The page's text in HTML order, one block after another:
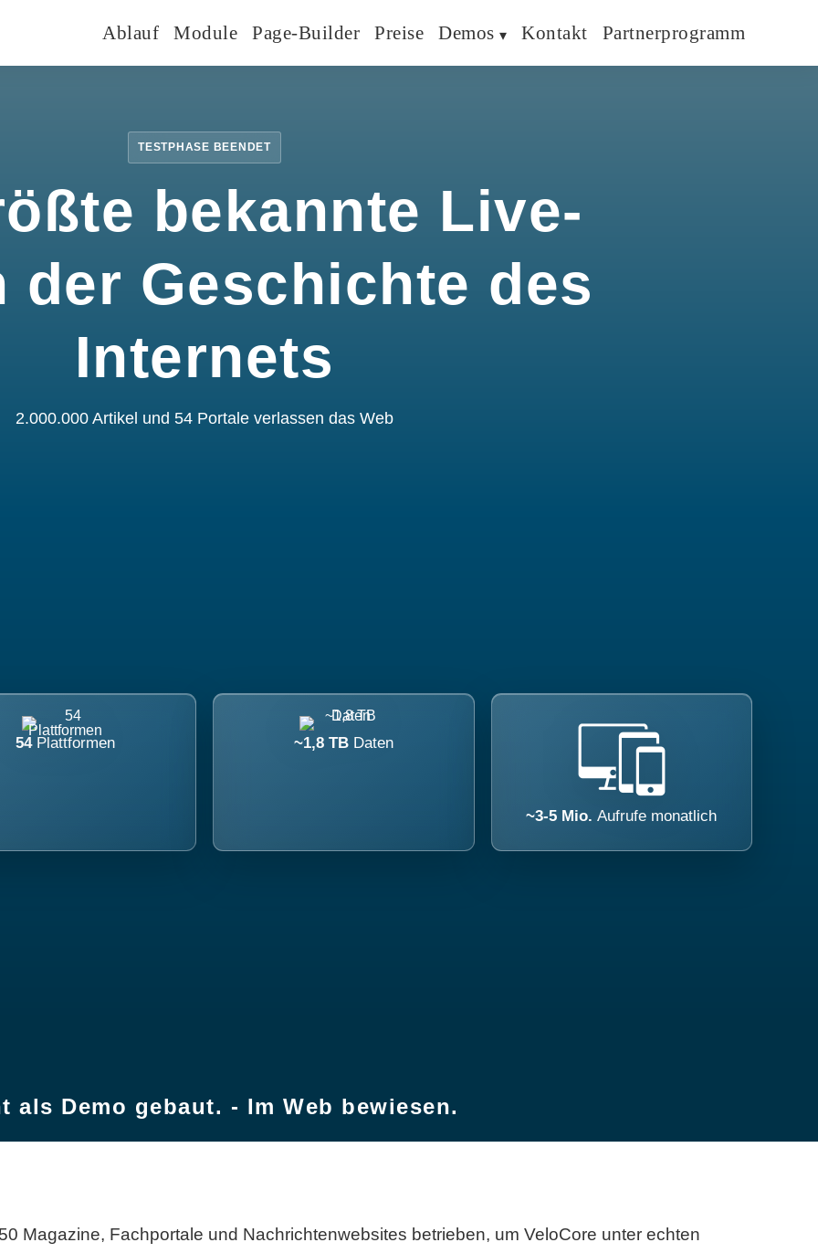
Ablauf Module Page-Builder Preise Demos Kontakt Partnerprogramm
TESTPHASE BEENDET
bekannte Live-
der Geschichte des
Internets
2.000.000 Artikel und 54 Portale verlassen das Web
54 Plattformen ~1,8 TB Daten
~3-5 Mio.Aufrufe monatlich
als Demo gebaut. - Im Web bewiesen.
Magazine, Fachportale und Nachrichtenwebsites betrieben, um VeloCore unter echten